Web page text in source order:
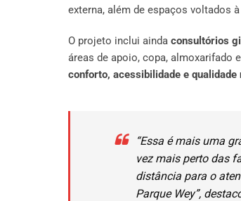
externa, além de espaços voltados
O projeto inclui ainda consultórios
áreas de apoio, copa, almoxarifado
conforto, acessibilidade e qualidade
“Essa é mais uma
vez mais perto das
distância para o
Parque Wey”,